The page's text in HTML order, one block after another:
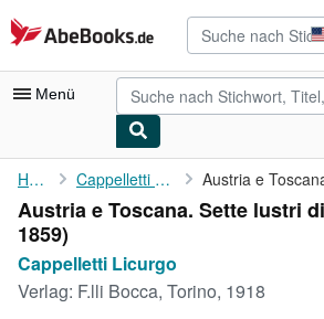
Zum Hauptinhalt
AbeBooks.de
Menü
Nutzerkonto
Meine Bestellungen
Detailsuche
Sammlungen
Home Cappelletti Licurgo
Austria e Toscana. Sette lustri
1859)
Cappelletti Licurgo
Verlag: F.lli Bocca, Torino, 1918